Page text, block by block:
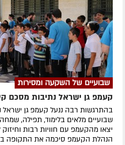
שבועיים של השקעה ומסירות
קעמפ גן ישראל נתיבות מסכם
בהתרגשות רבה ננעל קעמפ גן ישראל
שבועיים מלאים בלימוד, תפילה, שמחה
יצאו מהקעמפ עם חוויות רבות
הנהלת הקעמפ סיכמה את התקופה